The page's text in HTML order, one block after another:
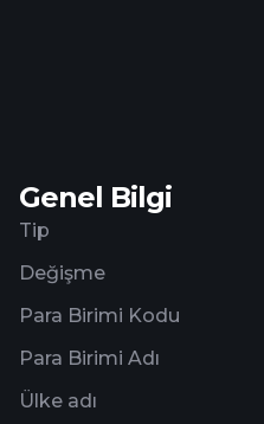
Genel Bilgi
Tip
Değişme
Para Birimi Kodu
Para Birimi Adı
Ülke adı